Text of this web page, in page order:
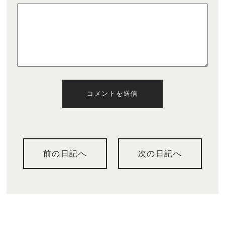
コメントを送信
前の日記へ 次の日記へ